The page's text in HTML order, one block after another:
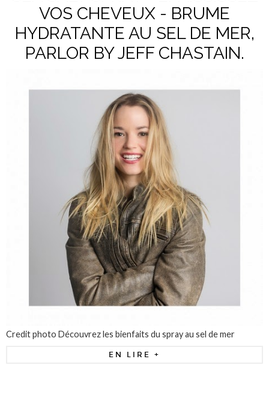
VOS CHEVEUX - BRUME
HYDRATANTE AU SEL DE MER,
PARLOR BY JEFF CHASTAIN.
Credit photo Découvrez les bienfaits du spray au sel de mer
EN LIRE +